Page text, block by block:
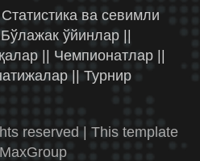
ва севимли
ўйинлар ||
|| Чемпионатлар ||
|| Турнир
reserved | This template